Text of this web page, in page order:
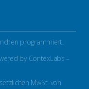
programmiert.
by ContexLabs –
MwSt. von